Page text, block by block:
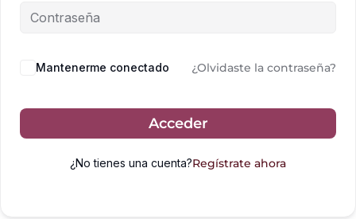
Mantenerme conectado ¿Olvidaste la contraseña?
Acceder
¿No tienes una cuenta?Regístrate ahora